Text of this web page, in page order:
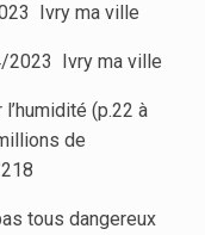
Ivry ma ville
2023 Ivry ma ville
(p.22 à
de
tous dangereux